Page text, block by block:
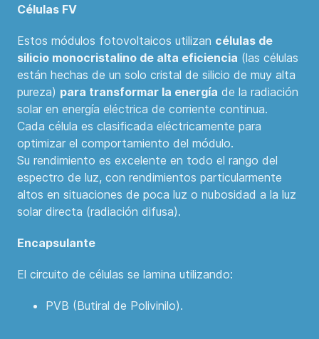
Células FV
Estos módulos fotovoltaicos utilizan células de
silicio monocristalino de alta eficiencia (las células
están hechas de un solo cristal de silicio de muy alta
pureza) para transformar la energía de la radiación
solar en energía eléctrica de corriente continua.
Cada célula es clasificada eléctricamente para
optimizar el comportamiento del módulo.
Su rendimiento es excelente en todo el rango del
espectro de luz, con rendimientos particularmente
altos en situaciones de poca luz o nubosidad a la luz
solar directa (radiación difusa).
Encapsulante
El circuito de células se lamina utilizando:
PVB (Butiral de Polivinilo).